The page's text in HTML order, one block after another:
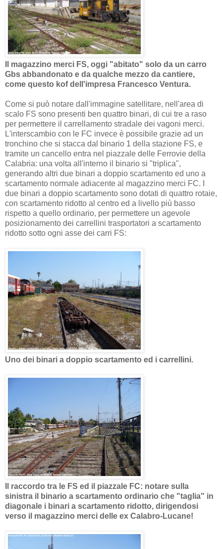
Il magazzino merci FS, oggi "abitato" solo da un carro
Gbs abbandonato e da qualche mezzo da cantiere,
come questo kof dell'impresa Francesco Ventura.
Come si può notare dall'immagine satellitare, nell'area di
scalo FS sono presenti ben quattro binari, di cui tre a raso
per permettere il carrellamento stradale dei vagoni merci.
L'interscambio con le FC invece è possibile grazie ad un
tronchino che si stacca dal binario 1 della stazione FS, e
tramite un cancello entra nel piazzale delle Ferrovie della
Calabria: una volta all'interno il binario si "triplica",
generando altri due binari a doppio scartamento ed uno a
scartamento normale adiacente al magazzino merci FC. I
due binari a doppio scartamento sono dotati di quattro rotaie,
con scartamento ridotto al centro ed a livello più basso
rispetto a quello ordinario, per permettere un agevole
posizionamento dei carrellini trasportatori a scartamento
ridotto sotto ogni asse dei carri FS:
Uno dei binari a doppio scartamento ed i carrellini.
Il raccordo tra le FS ed il piazzale FC: notare sulla
sinistra il binario a scartamento ordinario che "taglia" in
diagonale i binari a scartamento ridotto, dirigendosi
verso il magazzino merci delle ex Calabro-Lucane!